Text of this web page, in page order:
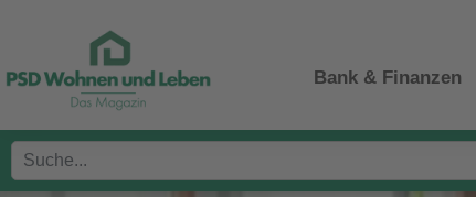
Bank & Finanzen